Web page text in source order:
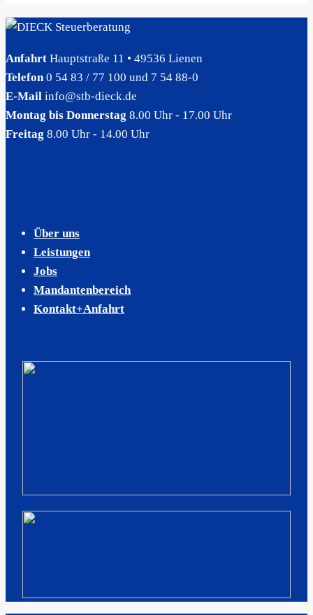
Anfahrt Hauptstraße 11 • 49536 Lienen
Telefon0 54 83 / 77 100 und 7 54 88-0
E-Mail info@stb-dieck.de
Montag bis Donnerstag 8.00 Uhr - 17.00 Uhr
Freitag 8.00 Uhr - 14.00 Uhr
Über uns
Leistungen
Jobs
Mandantenbereich
Kontakt+Anfahrt